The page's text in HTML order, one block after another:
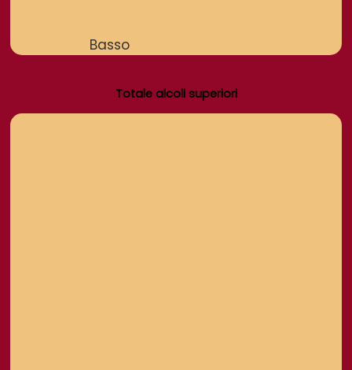
Basso
Totale alcoli superiori